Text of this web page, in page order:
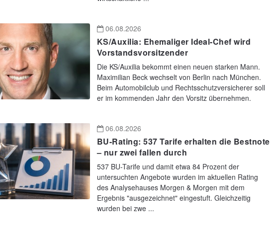
06.08.2026
KS/Auxilia: Ehemaliger Ideal-Chef wird
Vorstandsvorsitzender
Die KS/Auxilia bekommt einen neuen starken Mann.
Maximilian Beck wechselt von Berlin nach München.
Beim Automobilclub und Rechtsschutzversicherer soll
er im kommenden Jahr den Vorsitz übernehmen.
06.08.2026
BU-Rating: 537 Tarife erhalten die Bestnote
– nur zwei fallen durch
537 BU-Tarife und damit etwa 84 Prozent der
untersuchten Angebote wurden im aktuellen Rating
des Analysehauses Morgen & Morgen mit dem
Ergebnis "ausgezeichnet" eingestuft. Gleichzeitig
wurden bei zwe ...